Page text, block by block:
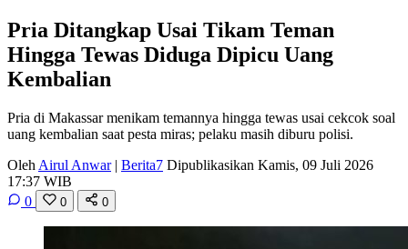
Pria Ditangkap Usai Tikam Teman
Hingga Tewas Diduga Dipicu Uang
Kembalian
Pria di Makassar menikam temannya hingga tewas usai cekcok soal
uang kembalian saat pesta miras; pelaku masih diburu polisi.
Oleh Airul Anwar | Berita7 Dipublikasikan Kamis, 09 Juli 2026
17:37 WIB
0
0 0